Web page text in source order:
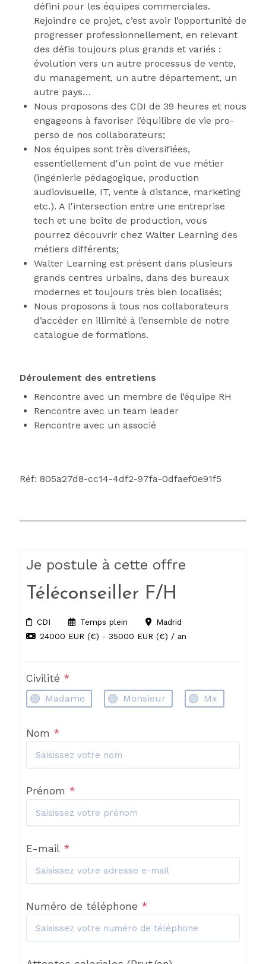
défini pour les équipes commerciales.
Rejoindre ce projet, c’est avoir l’opportunité de
progresser professionnellement, en relevant
des défis toujours plus grands et variés :
évolution vers un autre processus de vente,
du management, un autre département, un
autre pays…
Nous proposons des CDI de 39 heures et nous
engageons à favoriser l’équilibre de vie pro-
perso de nos collaborateurs;
Nos équipes sont très diversifiées,
essentiellement d'un point de vue métier
(ingénierie pédagogique, production
audiovisuelle, IT, vente à distance, marketing
etc.). A l'intersection entre une entreprise
tech et une boîte de production, vous
pourrez découvrir chez Walter Learning des
métiers différents;
Walter Learning est présent dans plusieurs
grands centres urbains, dans des bureaux
modernes et toujours très bien localisés;
Nous proposons à tous nos collaborateurs
d’accéder en illimité à l’ensemble de notre
catalogue de formations.
Déroulement des entretiens
Rencontre avec un membre de l’équipe RH
Rencontre avec un team leader
Rencontre avec un associé
Réf: 805a27d8-cc14-4df2-97fa-0dfaef0e91f5
Je postule à cette offre
Téléconseiller F/H
CDI Temps plein
Madrid
24000 EUR (€) - 35000 EUR (€) / an
Civilité *
Madame Monsieur Mx
Nom *
Prénom *
E-mail *
Numéro de téléphone *